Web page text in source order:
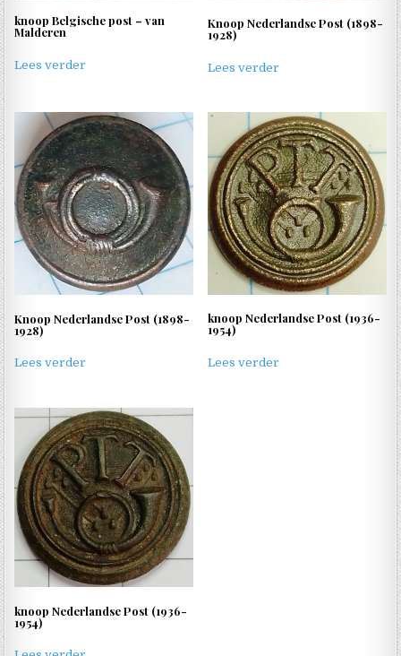
knoop Belgische post – van
Malderen
Lees verder
Knoop Nederlandse Post (1898-
1928)
Lees verder
Knoop Nederlandse Post (1898-
1928)
Lees verder
knoop Nederlandse Post (1936-
1954)
Lees verder
knoop Nederlandse Post (1936-
1954)